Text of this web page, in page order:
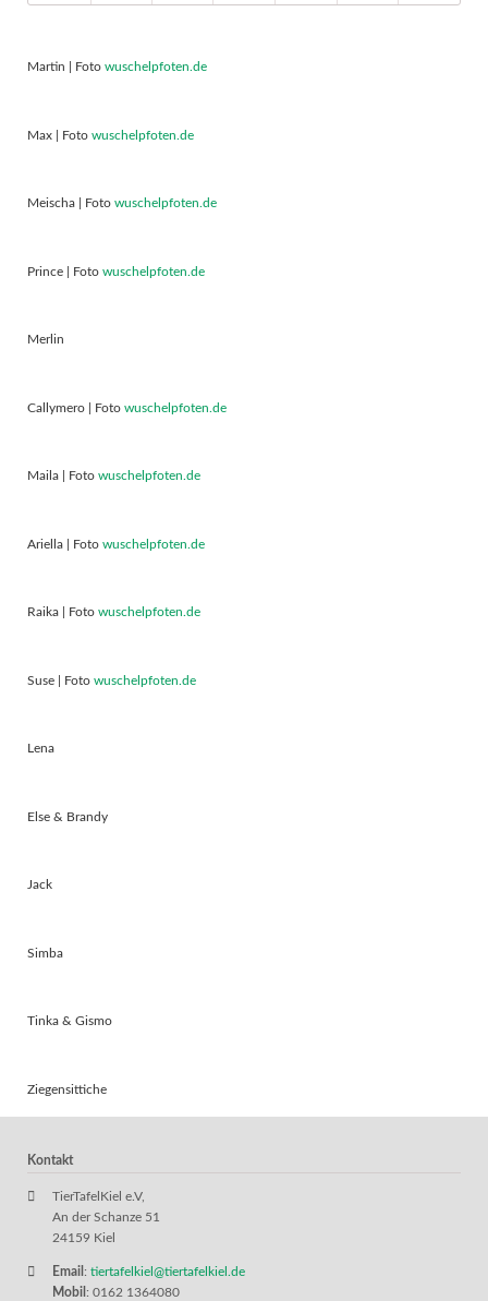
Martin | Foto wuschelpfoten.de
Max | Foto wuschelpfoten.de
Meischa | Foto wuschelpfoten.de
Prince | Foto wuschelpfoten.de
Merlin
Callymero | Foto wuschelpfoten.de
Maila | Foto wuschelpfoten.de
Ariella | Foto wuschelpfoten.de
Raika | Foto wuschelpfoten.de
Suse | Foto wuschelpfoten.de
Lena
Else & Brandy
Jack
Simba
Tinka & Gismo
Ziegensittiche
Kontakt
TierTafelKiel e.V,
An der Schanze 51
24159 Kiel
Email : tiertafelkiel@tiertafelkiel.de
Mobil : 0162 1364080